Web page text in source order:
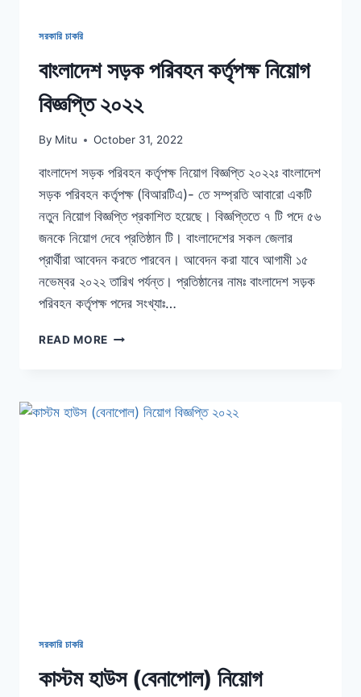
সরকারি চাকরি
বাংলাদেশ সড়ক পরিবহন কর্তৃপক্ষ নিয়োগ
বিজ্ঞপ্তি ২০২২
By Mitu October 31, 2022
বাংলাদেশ সড়ক পরিবহন কর্তৃপক্ষ নিয়োগ বিজ্ঞপ্তি ২০২২ঃ বাংলাদেশ
সড়ক পরিবহন কর্তৃপক্ষ (বিআরটিএ)- তে সম্প্রতি আবারো একটি
নতুন নিয়োগ বিজ্ঞপ্তি প্রকাশিত হয়েছে। বিজ্ঞপ্তিতে ৭ টি পদে ৫৬
জনকে নিয়োগ দেবে প্রতিষ্ঠান টি। বাংলাদেশের সকল জেলার
প্রার্থীরা আবেদন করতে পারবেন। আবেদন করা যাবে আগামী ১৫
নভেম্বর ২০২২ তারিখ পর্যন্ত। প্রতিষ্ঠানের নামঃ বাংলাদেশ সড়ক
পরিবহন কর্তৃপক্ষ পদের সংখ্যাঃ…
READ MORE বাংলাদেশ
বিজ্ঞপ্তি
সরকারি চাকরি
কাস্টম হাউস (বেনাপোল) নিয়োগ